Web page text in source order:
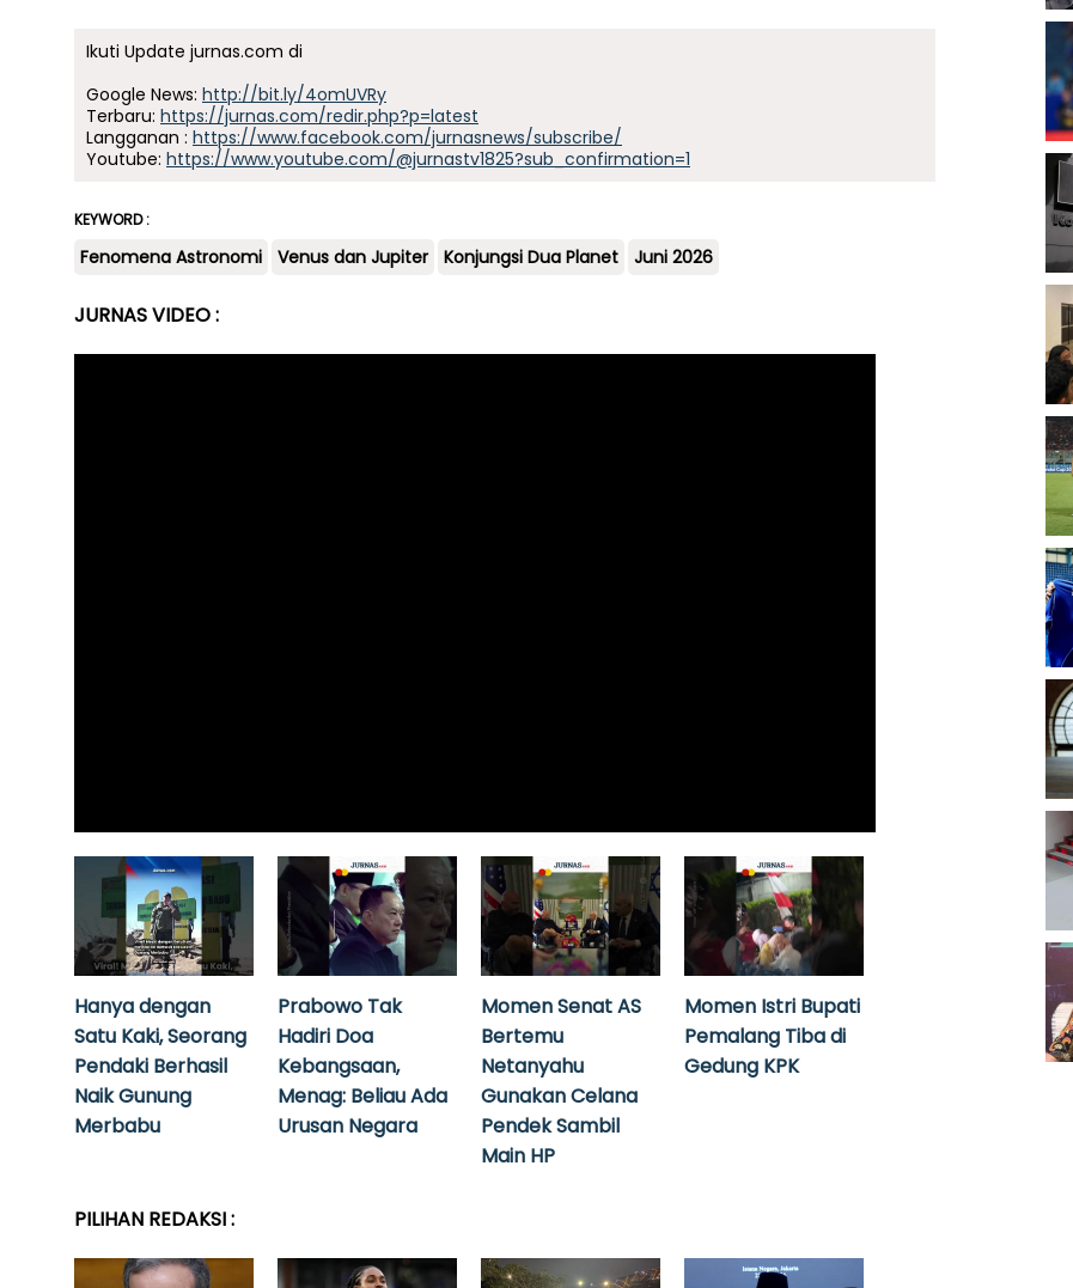
Ikuti Update jurnas.com di
Google News: http://bit.ly/4omUVRy
Terbaru: https://jurnas.com/redir.php?p=latest
Langganan : https://www.facebook.com/jurnasnews/subscribe/
Youtube: https://www.youtube.com/@jurnastv1825?sub_confirmation=1
KEYWORD :
Fenomena Astronomi Venus dan Jupiter Konjungsi Dua Planet Juni 2026
JURNAS VIDEO :
Hanya dengan
Satu Kaki, Seorang
Pendaki Berhasil
Naik Gunung
Merbabu
Prabowo Tak
Hadiri Doa
Kebangsaan,
Menag: Beliau Ada
Urusan Negara
Momen Senat AS
Bertemu
Netanyahu
Gunakan Celana
Pendek Sambil
Main HP
Momen Istri Bupati
Pemalang Tiba di
Gedung KPK
PILIHAN REDAKSI :